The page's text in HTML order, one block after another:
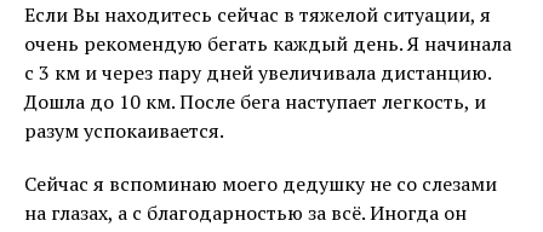
Если Вы находитесь сейчас в тяжелой ситуации, я
очень рекомендую бегать каждый день. Я начинала
с 3 км и через пару дней увеличивала дистанцию.
Дошла до 10 км. После бега наступает легкость, и
разум успокаивается.
Сейчас я вспоминаю моего дедушку не со слезами
на глазах, а с благодарностью за всё. Иногда он